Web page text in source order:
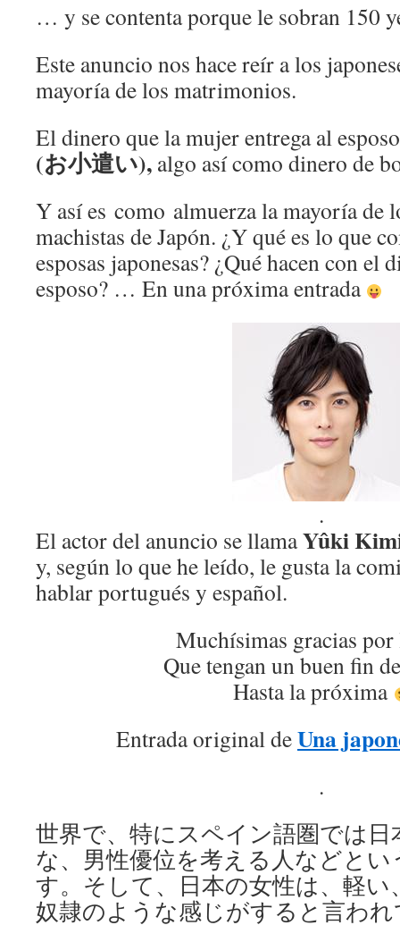
… y se contenta porque le sobran 150
Este anuncio nos hace reír a los
mayoría de los matrimonios.
El dinero que la mujer entrega al
(お小遣い), algo así como dinero de
Y así es como almuerza la mayoría de
machistas de Japón. ¿Y qué es lo que
esposas japonesas? ¿Qué hacen con el
esposo? … En una próxima entrada
.
El actor del anuncio se llamaYûki
y, según lo que he leído, le gusta la
hablar portugués y español.
Muchísimas gracias por
Que tengan un buen fin
Hasta la próxima
Entrada original deUna
.
世界で、特にスペイン語圏では日
な、男性優位を考える人などと
す。そして、日本の女性は、軽い
奴隷のような感じがすると言わ